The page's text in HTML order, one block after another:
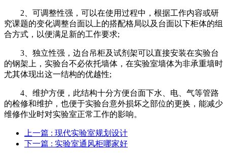
2、可调整性强，可以在使用过程中，根据工作内容或研
究课题的变化调整台面以上的搭配格局以及台面以下柜体的组
合方式，以便满足新的工作要求;
3、独立性强，边台吊柜及试剂架可以直接安装在实验台
的钢架上，实验台不必依托墙体，在实验室墙体为非承重墙时
尤其体现出这一结构的优越性;
4、维护方便，此结构十分方便台面下水、电、气等管路
的检修和维护，也便于实验台意外损坏之部位的更换，能减少
维修作业时对实验室正常工作的影响。
上一篇 : 现代实验室规划设计
下一篇 : 实验室通风柜哪家好